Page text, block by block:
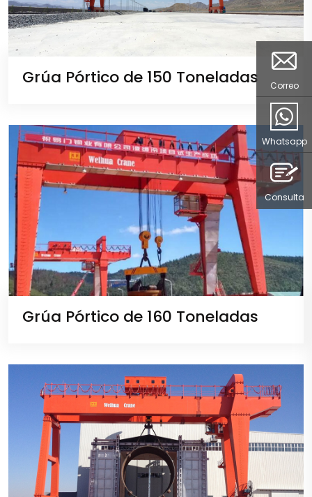
Grúa Pórtico de 150 Toneladas
Grúa Pórtico de 160 Toneladas
Correo
Whatsapp
Consulta